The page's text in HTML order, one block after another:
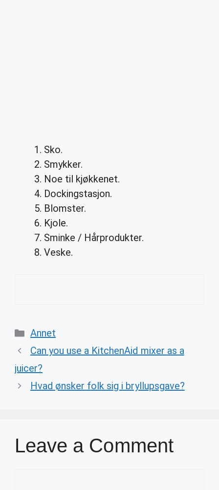
Sko.
Smykker.
Noe til kjøkkenet.
Dockingstasjon.
Blomster.
Kjole.
Sminke / Hårprodukter.
Veske.
Categories
Annet
Can you use a KitchenAid mixer as a
juicer?
Hvad ønsker folk sig i bryllupsgave?
Leave a Comment